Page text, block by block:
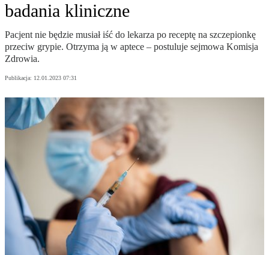
badania kliniczne
Pacjent nie będzie musiał iść do lekarza po receptę na szczepionkę
przeciw grypie. Otrzyma ją w aptece – postuluje sejmowa Komisja
Zdrowia.
Publikacja: 12.01.2023 07:31